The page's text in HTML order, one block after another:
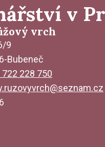
v
vrch
9
Bubeneč
228 750